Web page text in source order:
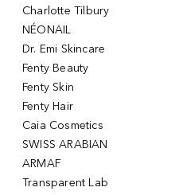
Charlotte Tilbury
NÉONAIL
Dr. Emi Skincare
Fenty Beauty
Fenty Skin
Fenty Hair
Caia Cosmetics
SWISS ARABIAN
ARMAF
Transparent Lab